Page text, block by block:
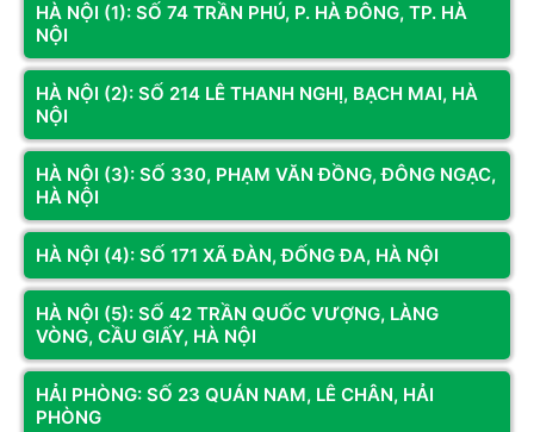
Sản phẩm tương tự Sản phẩm cùng hãng
HÀ NỘI (1): SỐ 74 TRẦN PHÚ, P. HÀ ĐÔNG, TP. HÀ
NỘI
HÀ NỘI (2): SỐ 214 LÊ THANH NGHỊ, BẠCH MAI, HÀ
NỘI
HÀ NỘI (3): SỐ 330, PHẠM VĂN ĐỒNG, ĐÔNG NGẠC,
HÀ NỘI
HÀ NỘI (4): SỐ 171 XÃ ĐÀN, ĐỐNG ĐA, HÀ NỘI
HÀ NỘI (5): SỐ 42 TRẦN QUỐC VƯỢNG, LÀNG
VÒNG, CẦU GIẤY, HÀ NỘI
HẢI PHÒNG: SỐ 23 QUÁN NAM, LÊ CHÂN, HẢI
PHÒNG